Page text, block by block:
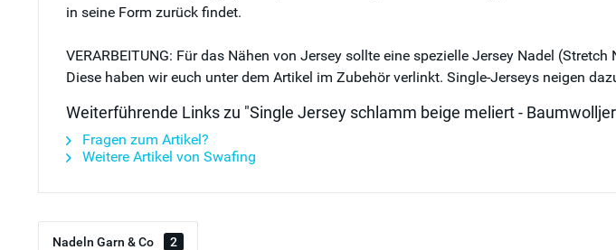
in seine Form zurück findet.
VERARBEITUNG: Für das Nähen von Jersey sollte eine spezielle Jersey Nadel
Diese haben wir euch unter dem Artikel im Zubehör verlinkt. Single-Jerseys neigen
Weiterführende Links zu "Single Jersey schlamm beige meliert -
Fragen zum Artikel?
Weitere Artikel von Swafing
Nadeln Garn & Co 2